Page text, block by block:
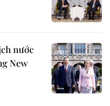
nước
New